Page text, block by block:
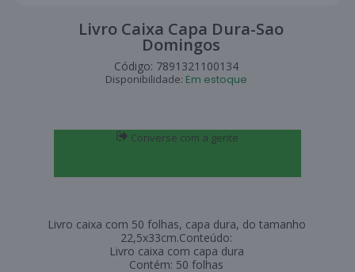
Livro Caixa Capa Dura-Sao
Domingos
Código: 7891321100134
Disponibilidade: Em estoque
Converse com a gente
Livro caixa com 50 folhas, capa dura, do tamanho
22,5x33cm.Conteúdo:
Livro caixa com capa dura
Contém: 50 folhas